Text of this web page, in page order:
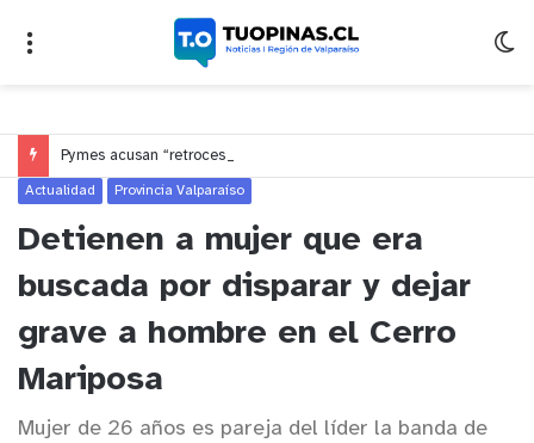
Actualidad Provincia Valparaíso
Detienen a mujer que era
buscada por disparar y dejar
grave a hombre en el Cerro
Mariposa
Mujer de 26 años es pareja del líder la banda de